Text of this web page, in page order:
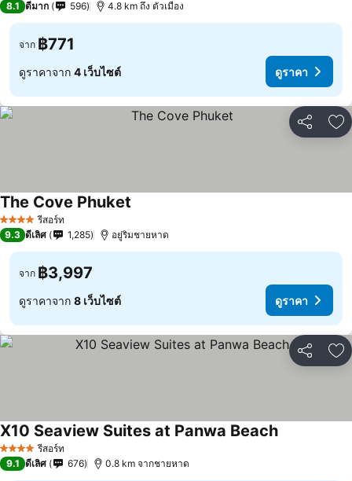
8.1 ดีมาก 596 4.8 km ถึง ตัวเมือง
จาก ฿771
ดูราคาจาก 4 เว็บไซต์ ดูราคา
แชร์ เ
4 ดาว รีสอร์ท
The Cove Phuket
9.3 ดีเลิศ 1,285 อยู่ริมชายหาด
จาก ฿3,997
ดูราคาจาก 8 เว็บไซต์ ดูราคา
แชร์ เ
4 ดาว รีสอร์ท
X10 Seaview Suites at Panwa Beach
9.1 ดีเลิศ 676 0.8 km จากชายหาด